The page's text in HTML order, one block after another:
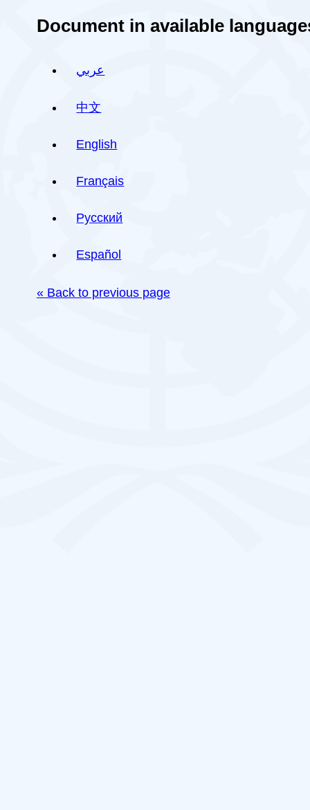
Document in available
عربي
中文
English
Français
Русский
Español
« Back to previous page